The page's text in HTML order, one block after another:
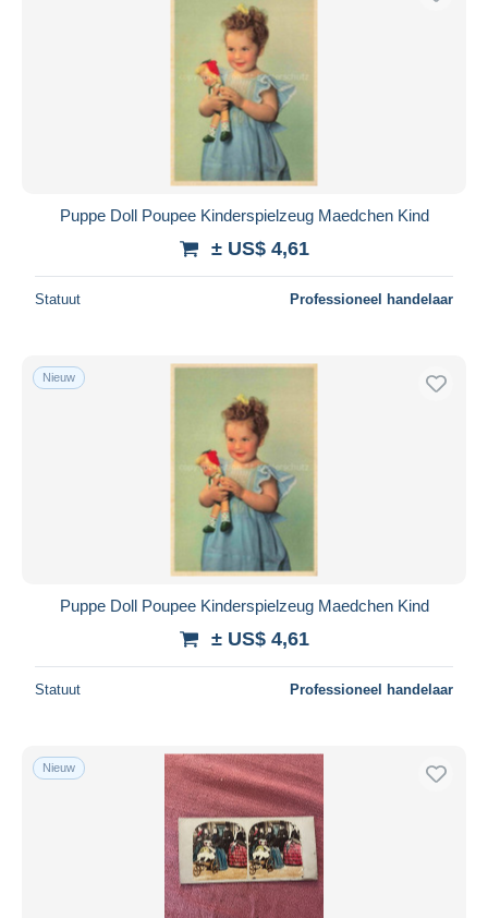
Puppe Doll Poupee Kinderspielzeug Maedchen Kind
± US$ 4,61
Statuut Professioneel handelaar
Nieuw
Puppe Doll Poupee Kinderspielzeug Maedchen Kind
± US$ 4,61
Statuut Professioneel handelaar
Nieuw